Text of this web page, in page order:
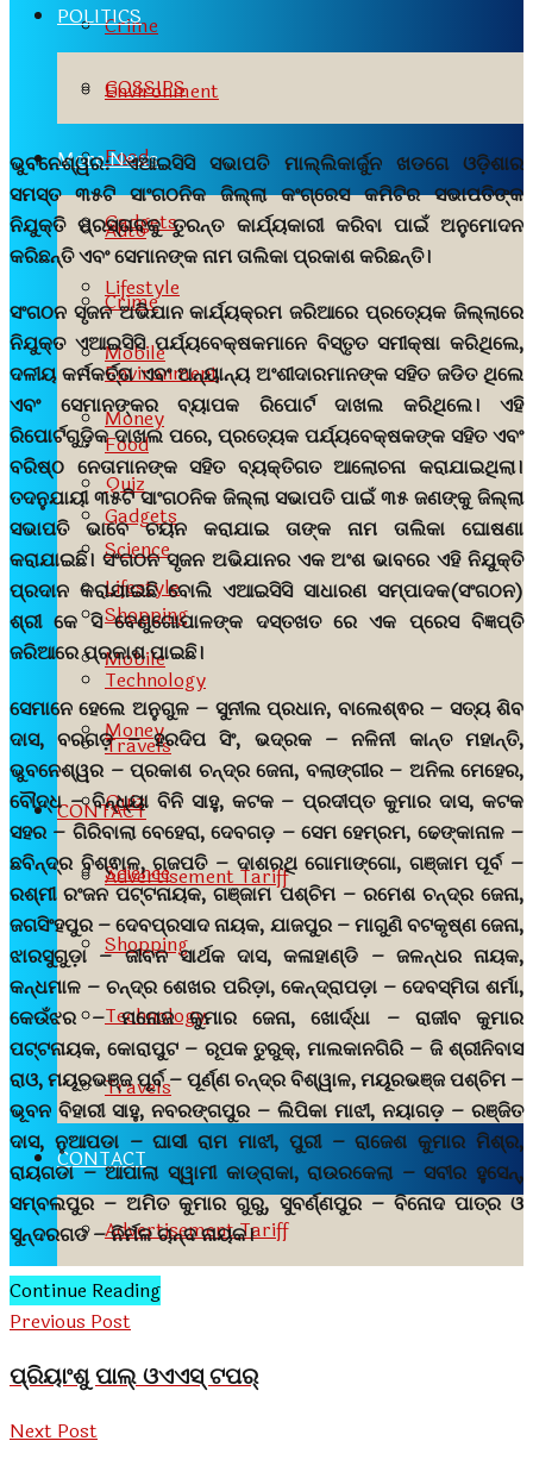
Crime
Environment
Food
Gadgets
Lifestyle
Mobile
Money
Quiz
Science
Shopping
Technology
Travels
CONTACT
Advertisement Tariff
POLITICS
GOSSIPS
More News
Auto
Crime
Environment
Food
Gadgets
Lifestyle
Mobile
Money
Quiz
Science
Shopping
Technology
Travels
CONTACT
Advertisement Tariff
ଭୁବନେଶ୍ୱର:ଏଆଇସିସି ସଭାପତି ମାଲ୍ଲିକାର୍ଜୁନ ଖଡଗେ ଓଡ଼ିଶାର
ସମସ୍ତ ୩୫ଟି ସାଂଗଠନିକ ଜିଲ୍ଲା କଂଗ୍ରେସ କମିଟିର ସଭାପତିଙ୍କ
ନିଯୁକ୍ତି ପ୍ରସ୍ତାବକୁ ତୁରନ୍ତ କାର୍ଯ୍ୟକାରୀ କରିବା ପାଇଁ ଅନୁମୋଦନ
କରିଛନ୍ତି ଏବଂ ସେମାନଙ୍କ ନାମ ତାଲିକା ପ୍ରକାଶ କରିଛନ୍ତି।
ସଂଗଠନ ସୃଜନ ଅଭିଯାନ କାର୍ଯ୍ୟକ୍ରମ ଜରିଆରେ ପ୍ରତ୍ୟେକ ଜିଲ୍ଲାରେ
ନିଯୁକ୍ତ ଏଆଇସିସି ପର୍ଯ୍ୟବେକ୍ଷକମାନେ ବିସ୍ତୃତ ସମୀକ୍ଷା କରିଥିଲେ,
ଦଳୀୟ କର୍ମକର୍ତ୍ତା ଏବଂ ଅନ୍ୟାନ୍ୟ ଅଂଶୀଦାରମାନଙ୍କ ସହିତ ଜଡିତ ଥିଲେ
ଏବଂ ସେମାନଙ୍କର ବ୍ୟାପକ ରିପୋର୍ଟ ଦାଖଲ କରିଥିଲେ। ଏହି
ରିପୋର୍ଟଗୁଡ଼ିକ ଦାଖଲ ପରେ, ପ୍ରତ୍ୟେକ ପର୍ଯ୍ୟବେକ୍ଷକଙ୍କ ସହିତ ଏବଂ
ବରିଷ୍ଠ ନେତାମାନଙ୍କ ସହିତ ବ୍ୟକ୍ତିଗତ ଆଲୋଚନା କରାଯାଇଥିଲା।
ତଦନୁଯାୟୀ ୩୫ଟି ସାଂଗଠନିକ ଜିଲ୍ଲା ସଭାପତି ପାଇଁ ୩୫ ଜଣଙ୍କୁ ଜିଲ୍ଲା
ସଭାପତି ଭାବେ ଚୟନ କରାଯାଇ ତାଙ୍କ ନାମ ତାଲିକା ଘୋଷଣା
କରାଯାଇଛି। ସଂଗଠନ ସୃଜନ ଅଭିଯାନର ଏକ ଅଂଶ ଭାବରେ ଏହି ନିଯୁକ୍ତି
ପ୍ରଦାନ କରାଯାଇଛି ବୋଲି ଏଆଇସିସି ସାଧାରଣ ସମ୍ପାଦକ(ସଂଗଠନ)
ଶ୍ରୀ କେ ସି ବେଣୁଗୋପାଳଙ୍କ ଦସ୍ତଖତ ରେ ଏକ ପ୍ରେସ ବିଜ୍ଞପ୍ତି
ଜରିଆରେ ପ୍ରକାଶ ପାଇଛି।
ସେମାନେ ହେଲେ ଅନୁଗୁଳ – ସୁନୀଲ ପ୍ରଧାନ, ବାଲେଶ୍ଵର – ସତ୍ୟ ଶିବ
ଦାସ, ବରଗଡ଼ – ହରଦିପ ସିଂ, ଭଦ୍ରକ – ନଳିନୀ କାନ୍ତ ମହାନ୍ତି,
ଭୁବନେଶ୍ୱର – ପ୍ରକାଶ ଚନ୍ଦ୍ର ଜେନା, ବଲାଙ୍ଗୀର – ଅନିଲ ମେହେର,
ବୌଦ୍ଧ – ବିନ୍ଧ୍ୟା ବିନି ସାହୁ, କଟକ – ପ୍ରଦୀପ୍ତ କୁମାର ଦାସ, କଟକ
ସହର – ଗିରିବାଲା ବେହେରା, ଦେବଗଡ଼ – ସେମ ହେମ୍ରମ, ଢେଙ୍କାନାଳ –
ଛବିନ୍ଦ୍ର ବିଶ୍ଵାଳ, ଗଜପତି – ଦାଶରଥି ଗୋମାଙ୍ଗୋ, ଗଞ୍ଜାମ ପୂର୍ବ –
ରଶ୍ମୀ ରଂଜନ ପଟ୍ଟନାୟକ, ଗଞ୍ଜାମ ପଶ୍ଚିମ – ରମେଶ ଚନ୍ଦ୍ର ଜେନା,
ଜଗସିଂହପୁର – ଦେବପ୍ରସାଦ ନାୟକ, ଯାଜପୁର – ମାଗୁଣି ବଟକୃଷ୍ଣ ଜେନା,
ଝାରସୁଗୁଡ଼ା – ଜୀବନ ସାର୍ଥକ ଦାସ, କଳାହାଣ୍ଡି – ଜଳନ୍ଧର ନାୟକ,
କନ୍ଧମାଳ – ଚନ୍ଦ୍ର ଶେଖର ପରିଡ଼ା, କେନ୍ଦ୍ରାପଡ଼ା – ଦେବସ୍ମିତା ଶର୍ମା,
କେଉଁଝର – ମନୋଜ କୁମାର ଜେନା, ଖୋର୍ଦ୍ଧା – ରାଜୀବ କୁମାର
ପଟ୍ଟନାୟକ, କୋରାପୁଟ – ରୂପକ ତୁରୁକ୍, ମାଲକାନଗିରି – ଜି ଶ୍ରୀନିବାସ
ରାଓ, ମୟୂରଭଞ୍ଜ ପୂର୍ବ – ପୂର୍ଣ୍ଣ ଚନ୍ଦ୍ର ବିଶ୍ୱାଳ, ମୟୂରଭଞ୍ଜ ପଶ୍ଚିମ –
ଭୂବନ ବିହାରୀ ସାହୁ, ନବରଙ୍ଗପୁର – ଲିପିକା ମାଝୀ, ନୟାଗଡ଼ – ରଞ୍ଜିତ
ଦାସ, ନୁଆପଡା – ଘାସୀ ରାମ ମାଝୀ, ପୁରୀ – ରାଜେଶ କୁମାର ମିଶ୍ର,
ରାୟଗଡା – ଆପାଲା ସ୍ୱାମୀ କାଡ୍ରାକା, ରାଉରକେଲା – ସବୀର ହୁସେନ୍,
ସମ୍ବଲପୁର – ଅମିତ କୁମାର ଗୁରୁ, ସୁବର୍ଣ୍ଣପୁର – ବିନୋଦ ପାତ୍ର ଓ
ସୁନ୍ଦରଗଡ – ନିର୍ମଳ ଚାନ୍ଦ ନାୟକ।
Continue Reading
Previous Post
ପ୍ରିୟାଂଶୁ ପାଲ୍ ଓଏଏସ୍ ଟପର୍
Next Post